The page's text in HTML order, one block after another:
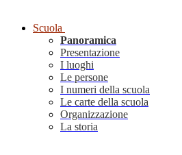
Scuola
Panoramica
Presentazione
I luoghi
Le persone
I numeri della scuola
Le carte della scuola
Organizzazione
La storia